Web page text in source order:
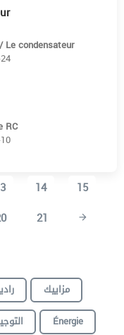
Le condensateur
RC
14
15
21
مزاييك
Énergie